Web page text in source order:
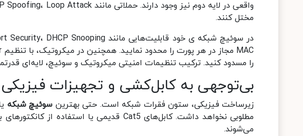
مختل کنند.
را مسدود کنید. ترکیب تنظیمات امنیتی میکروتیک و سوئیچ، لایه‌ای
بی‌توجهی به کابل‌کشی و تجهیزات
زیرساخت فیزیکی، ستون فقرات شبکه است. حتی بهترین سوئیچ شبکه
می‌شوند.